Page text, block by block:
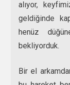
alıyor,
geldiğinde
henüz
bekliyorduk.
Bir el